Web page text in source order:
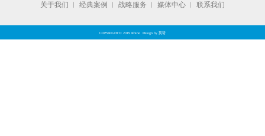
关于我们 ︱ 经典案例 ︱ 战略服务 ︱ 媒体中心 ︱ 联系我们
COPYRIGHT© 2019 Rhine Design by 英诺